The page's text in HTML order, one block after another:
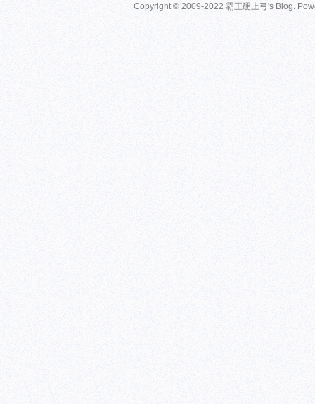
Copyright © 2009-2022 霸王硬上弓's Blog.